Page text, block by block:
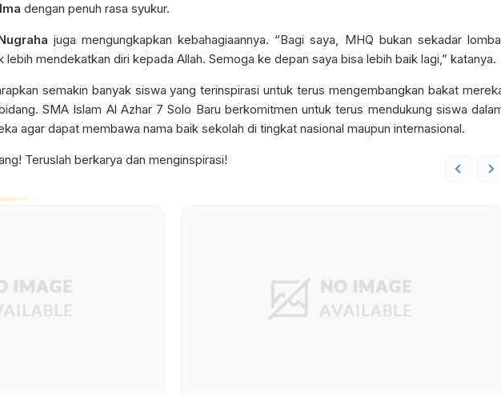
dengan penuh rasa syukur.
juga mengungkapkan kebahagiaannya. “Bagi saya, MHQ bukan sekadar
mendekatkan diri kepada Allah. Semoga ke depan saya bisa lebih baik lagi,” katanya.
semakin banyak siswa yang terinspirasi untuk terus mengembangkan bakat
SMA Islam Al Azhar 7 Solo Baru berkomitmen untuk terus mendukung siswa
agar dapat membawa nama baik sekolah di tingkat nasional maupun internasional.
Teruslah berkarya dan menginspirasi!